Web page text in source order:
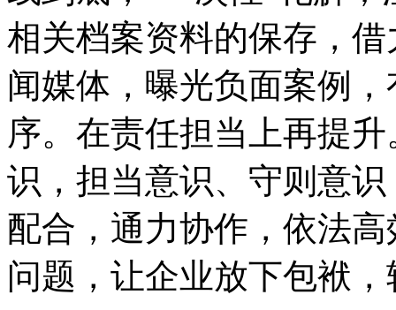
相关档案资料的保存，
闻媒体，曝光负面案例
序。在责任担当上再提
识，担当意识、守则意
配合，通力协作，依法
问题，让企业放下包袱